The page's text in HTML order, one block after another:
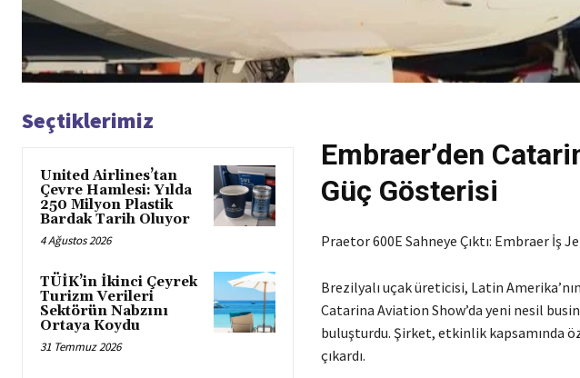
Seçtiklerimiz
United Airlines’tan
Çevre Hamlesi: Yılda
250 Milyon Plastik
Bardak Tarih Oluyor
4 Ağustos 2026
TÜİK’in İkinci Çeyrek
Turizm Verileri
Sektörün Nabzını
Ortaya Koydu
31 Temmuz 2026
Embraer’den
Güç Gösterisi
Praetor 600E Sahneye Çıktı: Embraer İş
Brezilyalı uçak üreticisi, Latin
Catarina Aviation Show’da yeni nesil
buluşturdu. Şirket, etkinlik kapsamında
çıkardı.